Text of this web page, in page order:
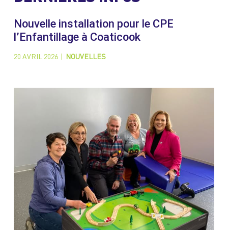
Nouvelle installation pour le CPE
l’Enfantillage à Coaticook
20 AVRIL 2026 NOUVELLES